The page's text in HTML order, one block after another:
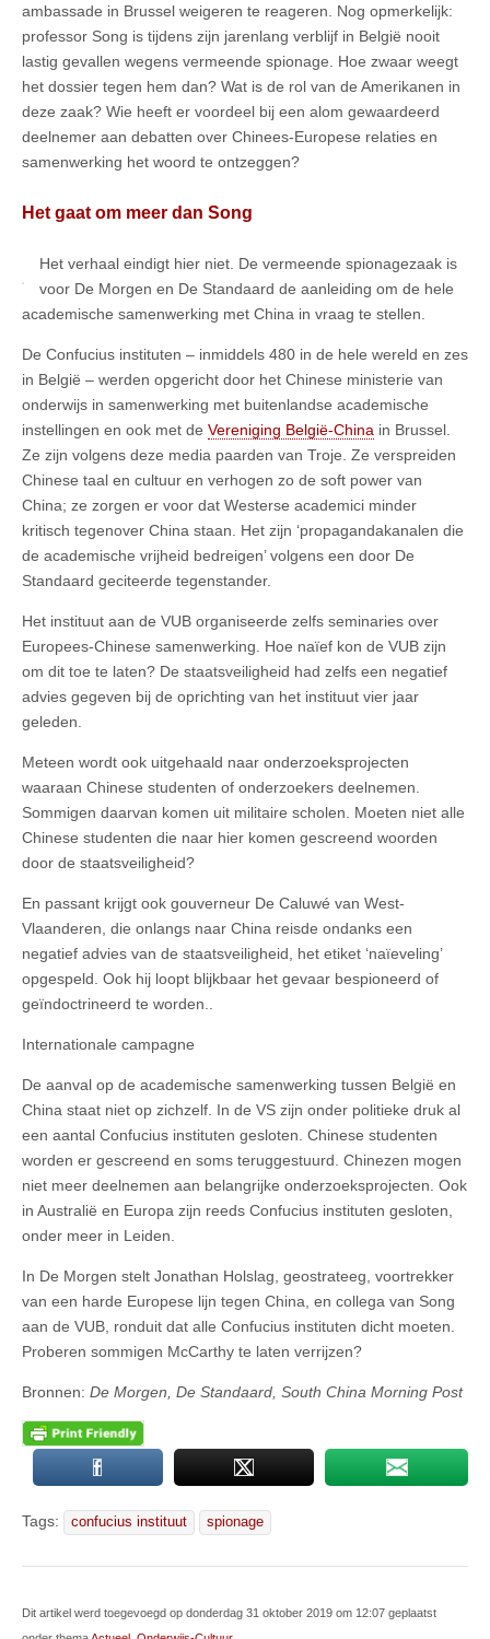
ambassade in Brussel weigeren te reageren. Nog opmerkelijk:
professor Song is tijdens zijn jarenlang verblijf in België nooit
lastig gevallen wegens vermeende spionage. Hoe zwaar weegt
het dossier tegen hem dan? Wat is de rol van de Amerikanen in
deze zaak? Wie heeft er voordeel bij een alom gewaardeerd
deelnemer aan debatten over Chinees-Europese relaties en
samenwerking het woord te ontzeggen?
Het gaat om meer dan Song
Het verhaal eindigt hier niet. De vermeende spionagezaak is
voor De Morgen en De Standaard de aanleiding om de hele
academische samenwerking met China in vraag te stellen.
De Confucius instituten – inmiddels 480 in de hele wereld en zes
in België – werden opgericht door het Chinese ministerie van
onderwijs in samenwerking met buitenlandse academische
instellingen en ook met de Vereniging België-China in Brussel.
Ze zijn volgens deze media paarden van Troje. Ze verspreiden
Chinese taal en cultuur en verhogen zo de soft power van
China; ze zorgen er voor dat Westerse academici minder
kritisch tegenover China staan. Het zijn ‘propagandakanalen die
de academische vrijheid bedreigen’ volgens een door De
Standaard geciteerde tegenstander.
Het instituut aan de VUB organiseerde zelfs seminaries over
Europees-Chinese samenwerking. Hoe naïef kon de VUB zijn
om dit toe te laten? De staatsveiligheid had zelfs een negatief
advies gegeven bij de oprichting van het instituut vier jaar
geleden.
Meteen wordt ook uitgehaald naar onderzoeksprojecten
waaraan Chinese studenten of onderzoekers deelnemen.
Sommigen daarvan komen uit militaire scholen. Moeten niet alle
Chinese studenten die naar hier komen gescreend woorden
door de staatsveiligheid?
En passant krijgt ook gouverneur De Caluwé van West-
Vlaanderen, die onlangs naar China reisde ondanks een
negatief advies van de staatsveiligheid, het etiket ‘naïeveling’
opgespeld. Ook hij loopt blijkbaar het gevaar bespioneerd of
geïndoctrineerd te worden..
Internationale campagne
De aanval op de academische samenwerking tussen België en
China staat niet op zichzelf. In de VS zijn onder politieke druk al
een aantal Confucius instituten gesloten. Chinese studenten
worden er gescreend en soms teruggestuurd. Chinezen mogen
niet meer deelnemen aan belangrijke onderzoeksprojecten. Ook
in Australië en Europa zijn reeds Confucius instituten gesloten,
onder meer in Leiden.
In De Morgen stelt Jonathan Holslag, geostrateeg, voortrekker
van een harde Europese lijn tegen China, en collega van Song
aan de VUB, ronduit dat alle Confucius instituten dicht moeten.
Proberen sommigen McCarthy te laten verrijzen?
Bronnen: De Morgen, De Standaard, South China Morning Post
Tags: confucius instituut spionage
Dit artikel werd toegevoegd op donderdag 31 oktober 2019 om 12:07 geplaatst